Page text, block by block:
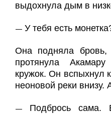
выдохнула дым в
— У тебя есть
Она подняла
протянула
кружок. Он вспыхнул
неоновой реки внизу.
— Подбрось сама.